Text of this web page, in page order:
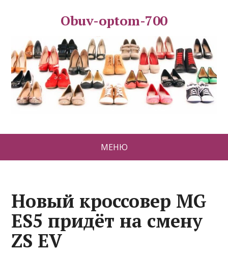
Obuv-optom-700
МЕНЮ
Новый кроссовер MG
ES5 придёт на смену
ZS EV